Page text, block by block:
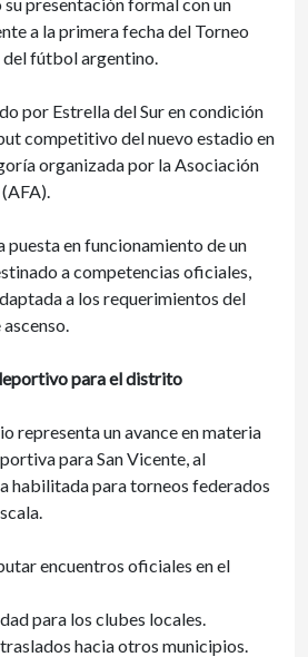
a la primera fecha del Torneo
del fútbol argentino.
por Estrella del Sur en condición
competitivo del nuevo estadio en
organizada por la Asociación
puesta en funcionamiento de un
a competencias oficiales,
a los requerimientos del
para el distrito
representa un avance en materia
para San Vicente, al
habilitada para torneos federados
encuentros oficiales en el
para los clubes locales.
hacia otros municipios.